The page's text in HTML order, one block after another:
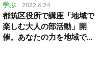
学ぶ 2022.6.24
都筑区役所で講座「地域で
楽しむ大人の部活動」開
催。あなたの力を地域で生